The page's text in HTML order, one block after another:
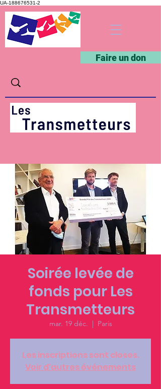
UA-188676531-2
Faire un don
Soirée levée de
fonds pour Les
Transmetteurs
mar. 19 déc.
  |
Paris
Les inscriptions sont closes.
Voir d'autres événements